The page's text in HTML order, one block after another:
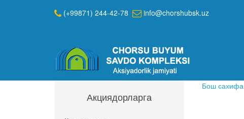
(+99871) 244-42-78 info@chorshubsk.uz
Бош сахифа
Акциядорларга